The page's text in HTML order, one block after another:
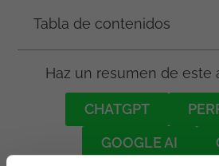
Tabla de contenidos
Haz un resumen de este
CHATGPT
GOOGLE AI